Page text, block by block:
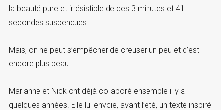
la beauté pure et irrésistible de ces 3 minutes et 41
secondes suspendues.
Mais, on ne peut s’empêcher de creuser un peu et c’est
encore plus beau.
Marianne et Nick ont déjà collaboré ensemble il y a
quelques années. Elle lui envoie, avant l’été, un texte inspiré